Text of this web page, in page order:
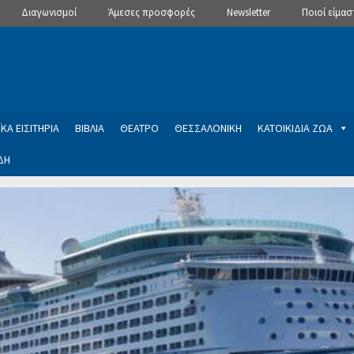
Διαγωνισμοί Άμεσες προσφορές Newsletter Ποιοί
ΕΙΣΙΤΗΡΙΑ ΒΙΒΛΙΑ ΘΕΑΤΡΟ ΘΕΣΣΑΛΟΝΙΚΗ ΚΑΤΟΙΚΙΔΙΑ ΖΩΑ
Newsletter
εγγραφής στο Newsletter του Dealistas.grΕπικοινωνία